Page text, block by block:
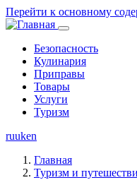
Перейти к основному
Основная
навигация
Безопасность
Кулинария
Приправы
Товары
Услуги
Туризм
ruuken
Главная
Туризм и